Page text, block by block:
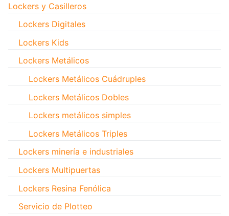
Lockers y Casilleros
Lockers Digitales
Lockers Kids
Lockers Metálicos
Lockers Metálicos Cuádruples
Lockers Metálicos Dobles
Lockers metálicos simples
Lockers Metálicos Triples
Lockers minería e industriales
Lockers Multipuertas
Lockers Resina Fenólica
Servicio de Plotteo